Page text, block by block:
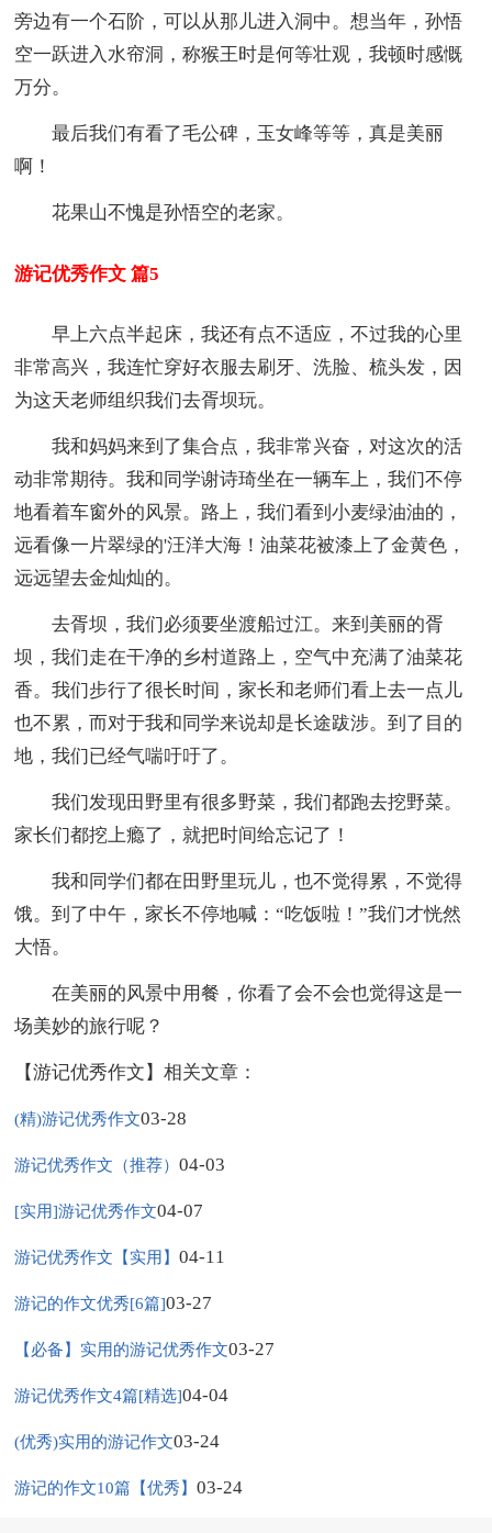
旁边有一个石阶，可以从那儿进入洞中。想当年，孙悟
空一跃进入水帘洞，称猴王时是何等壮观，我顿时感慨
万分。
最后我们有看了毛公碑，玉女峰等等，真是美丽
啊！
花果山不愧是孙悟空的老家。
游记优秀作文 篇5
早上六点半起床，我还有点不适应，不过我的心里
非常高兴，我连忙穿好衣服去刷牙、洗脸、梳头发，因
为这天老师组织我们去胥坝玩。
我和妈妈来到了集合点，我非常兴奋，对这次的活
动非常期待。我和同学谢诗琦坐在一辆车上，我们不停
地看着车窗外的风景。路上，我们看到小麦绿油油的，
远看像一片翠绿的'汪洋大海！油菜花被漆上了金黄色，
远远望去金灿灿的。
去胥坝，我们必须要坐渡船过江。来到美丽的胥
坝，我们走在干净的乡村道路上，空气中充满了油菜花
香。我们步行了很长时间，家长和老师们看上去一点儿
也不累，而对于我和同学来说却是长途跋涉。到了目的
地，我们已经气喘吁吁了。
我们发现田野里有很多野菜，我们都跑去挖野菜。
家长们都挖上瘾了，就把时间给忘记了！
我和同学们都在田野里玩儿，也不觉得累，不觉得
饿。到了中午，家长不停地喊：“吃饭啦！”我们才恍然
大悟。
在美丽的风景中用餐，你看了会不会也觉得这是一
场美妙的旅行呢？
【游记优秀作文】相关文章：
(精)游记优秀作文03-28
游记优秀作文（推荐）04-03
[实用]游记优秀作文04-07
游记优秀作文【实用】04-11
游记的作文优秀[6篇]03-27
【必备】实用的游记优秀作文03-27
游记优秀作文4篇[精选]04-04
(优秀)实用的游记作文03-24
游记的作文10篇【优秀】03-24